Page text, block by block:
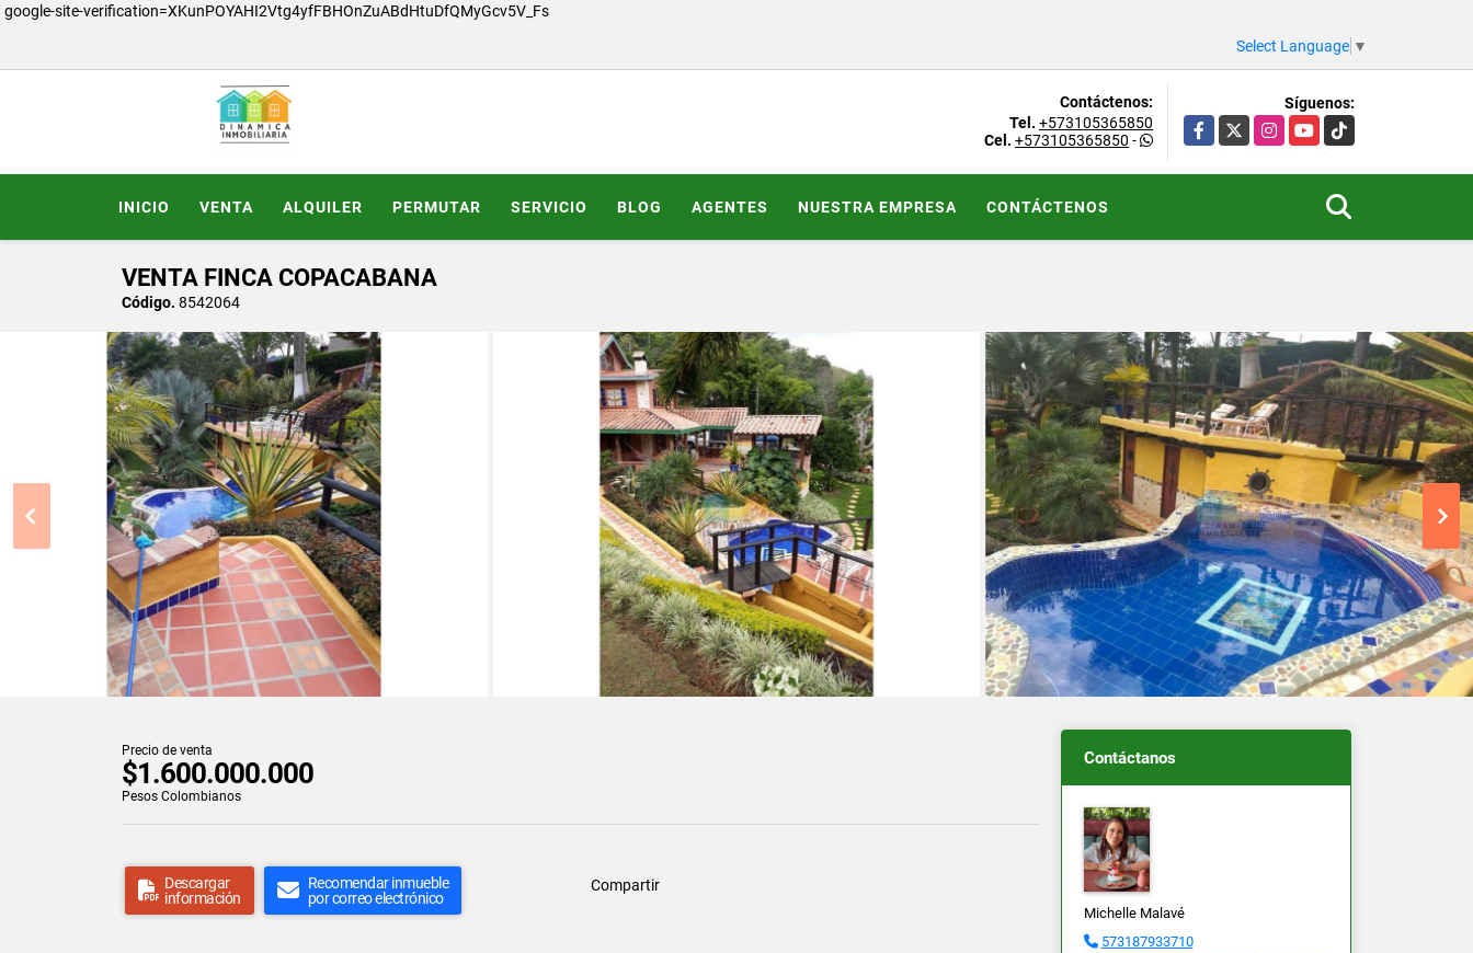
google-site-verification=XKunPOYAHI2Vtg4yfFBHOnZuABdHtuDfQMyGcv5V_Fs
Select Language ▼
Contáctenos:
Tel. +573105365850
Cel. +573105365850 -
Síguenos:
Facebook
X InstagramYouTubeTikTok
INICIO VENTA ALQUILER PERMUTAR SERVICIO BLOG AGENTES NUESTRA EMPRESA CONTÁCTENOS
VENTA FINCA COPACABANA
Código. 8542064
Precio de venta
$1.600.000.000
Pesos Colombianos
Descargar
información
Recomendar inmueble
por correo electrónico
Compartir
Contáctanos
Michelle Malavé
573187933710